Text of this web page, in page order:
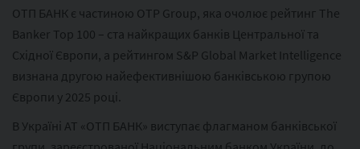
ОТП БАНК є частиною ОТР Group, яка очолює рейтинг The
Banker Top 100 – ста найкращих банків Центральної та
Східної Європи, а рейтингом S&P Global Market Intelligence
визнана другою найефективнішою банківською групою
Європи у 2025 році.
В Україні АТ «ОТП БАНК» виступає флагманом банківської